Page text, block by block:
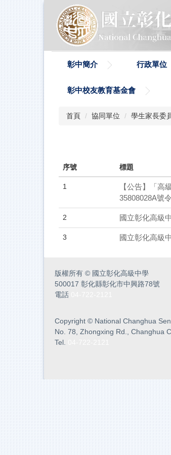
彰中簡介 行政單位
彰中校友教育基金會
首頁 協同單位 學生家長委
序號 標題
1
【公告】「高
35808028A號
2 國立彰化高級
3 國立彰化高級
版權所有 © 國立彰化高級中學
500017 彰化縣彰化市中興路78號
電話
Copyright © National Changhua
No. 78, Zhongxing Rd., Changhua
Tel.